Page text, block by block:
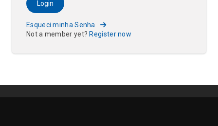
Esqueci minha Senha
Not a member yet? Register now